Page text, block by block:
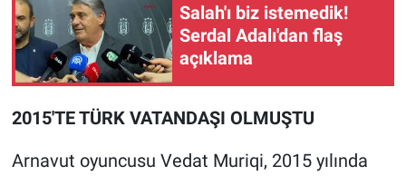
Salah'ı biz istemedik!
Serdal Adalı'dan flaş
açıklama
2015'TE TÜRK VATANDAŞI OLMUŞTU
Arnavut oyuncusu Vedat Muriqi, 2015 yılında